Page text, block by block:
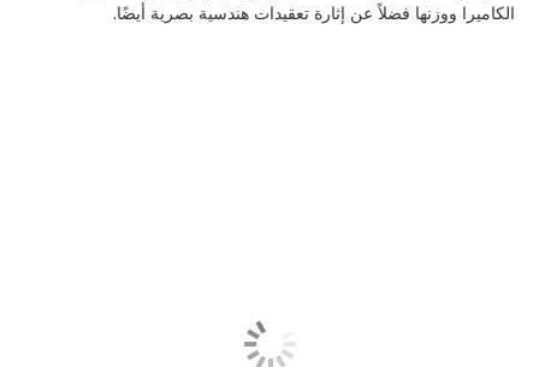
الكاميرا ووزنها فضلاً عن إثارة تعقيدات هندسية بصرية أيضًا.